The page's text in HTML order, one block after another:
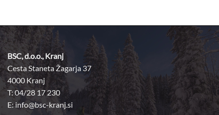
BSC, d.o.o., Kranj
Cesta Staneta Žagarja 37
4000 Kranj
T: 04/28 17 230
E:info@bsc-kranj.si